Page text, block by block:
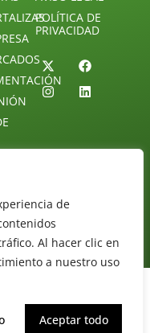
de
Al hacer clic en
a nuestro uso
Aceptar todo
POLÍTICA DE
PRIVACIDAD